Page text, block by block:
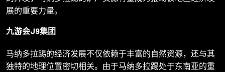
展的重要力量。
九游会J9集团
马纳多拉踢的经济发展不仅依赖于丰富的自然资源，还与其
独特的地理位置密切相关。由于马纳多拉踢处于东南亚的重